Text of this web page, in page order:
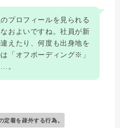
プロフィールを見られる
およいですね。社員が新
えたり、何度も出身地を
「オフボーディング※」
。
着を疎外する行為。